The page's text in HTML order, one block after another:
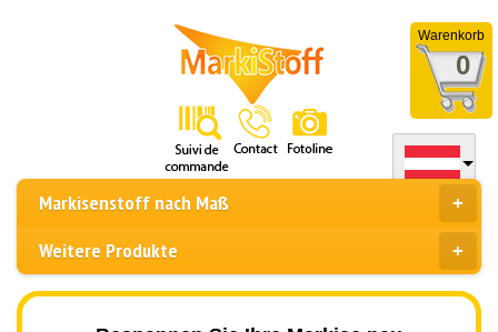
Warenkorb
0
Markisenstoff nach Maß
Weitere Produkte